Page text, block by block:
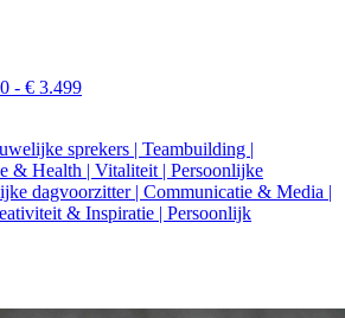
- € 3.499
sprekers | Teambuilding |
& Health | Vitaliteit | Persoonlijke
dagvoorzitter | Communicatie & Media |
& Inspiratie | Persoonlijk